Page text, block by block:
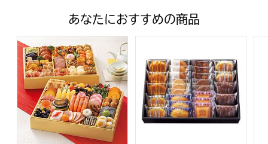
あなたにおすすめの商品
トップバリュ 和洋中特大二段重「饗宴」(きょうえん)【4